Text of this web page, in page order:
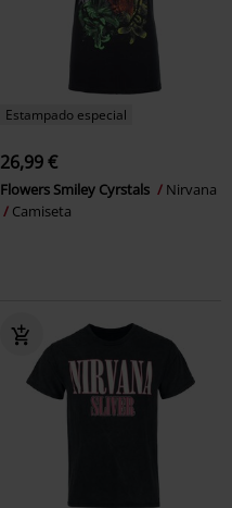
Estampado especial
26,99 €
Flowers Smiley Cyrstals
Nirvana
Camiseta